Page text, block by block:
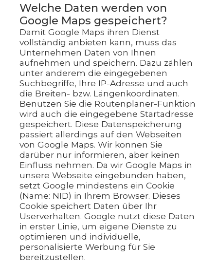
Welche Daten werden von
Google Maps gespeichert?
Damit Google Maps ihren Dienst
vollständig anbieten kann, muss das
Unternehmen Daten von Ihnen
aufnehmen und speichern. Dazu zählen
unter anderem die eingegebenen
Suchbegriffe, Ihre IP-Adresse und auch
die Breiten- bzw. Längenkoordinaten.
Benutzen Sie die Routenplaner-Funktion
wird auch die eingegebene Startadresse
gespeichert. Diese Datenspeicherung
passiert allerdings auf den Webseiten
von Google Maps. Wir können Sie
darüber nur informieren, aber keinen
Einfluss nehmen. Da wir Google Maps in
unsere Webseite eingebunden haben,
setzt Google mindestens ein Cookie
(Name: NID) in Ihrem Browser. Dieses
Cookie speichert Daten über Ihr
Userverhalten. Google nutzt diese Daten
in erster Linie, um eigene Dienste zu
optimieren und individuelle,
personalisierte Werbung für Sie
bereitzustellen.